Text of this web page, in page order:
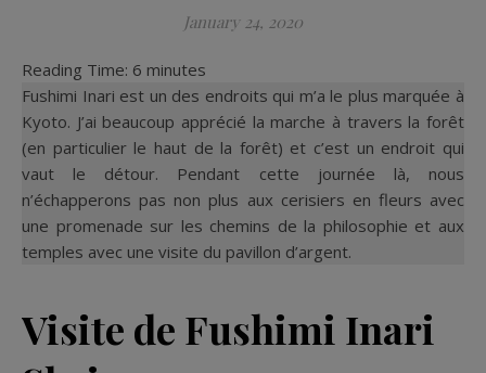
January 24, 2020
Reading Time: 6 minutes
Fushimi Inari est un des endroits qui m’a le plus marquée à
Kyoto. J’ai beaucoup apprécié la marche à travers la forêt
(en particulier le haut de la forêt) et c’est un endroit qui
vaut le détour. Pendant cette journée là, nous
n’échapperons pas non plus aux cerisiers en fleurs avec
une promenade sur les chemins de la philosophie et aux
temples avec une visite du pavillon d’argent.
Visite de Fushimi Inari